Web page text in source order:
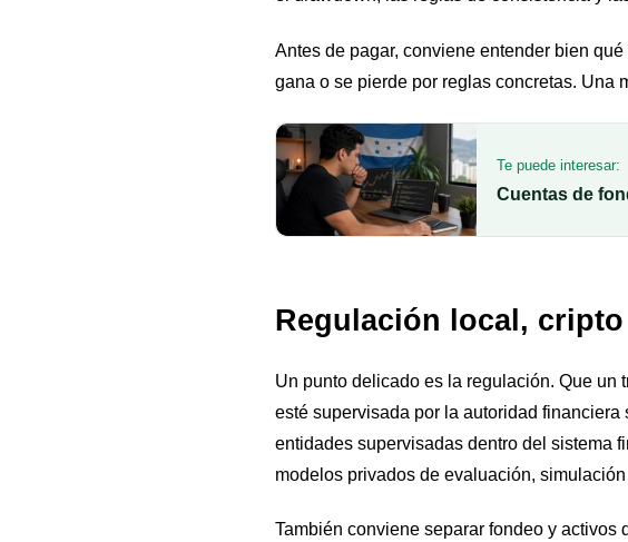
Antes de pagar, conviene entender bien qué
gana o se pierde por reglas concretas. Una
Te puede interesar:
Cuentas de
Regulación local,
Un punto delicado es la regulación. Que un
esté supervisada por la autoridad
entidades supervisadas dentro del sistema
modelos privados de evaluación,
También conviene separar fondeo y